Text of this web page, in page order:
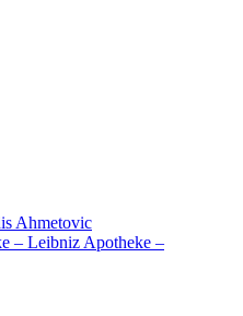
Ahmetovic
– Leibniz Apotheke –